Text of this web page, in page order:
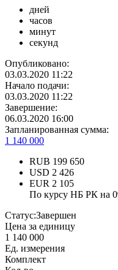
дней
часов
минут
секунд
Опубликовано:
03.03.2020 11:22
Начало подачи:
03.03.2020 11:22
Завершение:
06.03.2020 16:00
Запланированная сумма:
1 140 000
RUB 199 650
USD 2 426
EUR 2 105
По курсу НБ РК на
Статус:Завершен
Цена за единицу
1 140 000
Ед. измерения
Комплект